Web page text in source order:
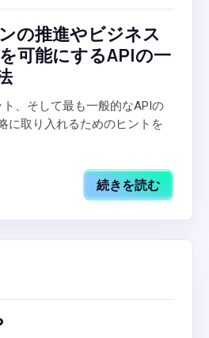
の推進やビジネス
可能にするAPIの一
、そして最も一般的なAPIの
に取り入れるためのヒントを
続きを読む